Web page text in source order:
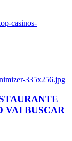
casinos-
335x256.jpg
VAI BUSCAR